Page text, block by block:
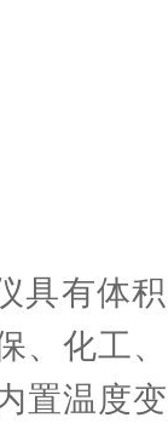
有体积
、化工
置温度